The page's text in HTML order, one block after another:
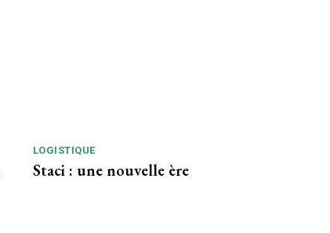
LOGISTIQUE
Staci : une nouvelle ère